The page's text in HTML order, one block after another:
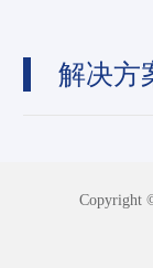
解决方
Copyright